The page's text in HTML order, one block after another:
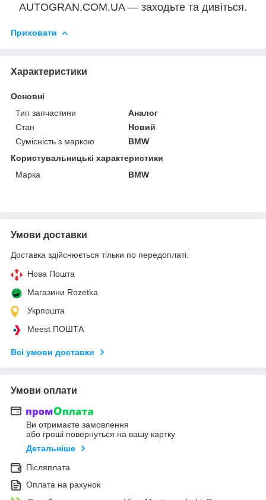
AUTOGRAN.COM.UA — заходьте та дивіться.
Приховати
Характеристики
Основні
Тип запчастини
Аналог
Стан
Новий
Сумісність з маркою
BMW
Користувальницькі характеристики
Марка
BMW
Умови доставки
Доставка здійснюється тільки по передоплаті.
Нова Пошта
Магазини Rozetka
Укрпошта
Meest ПОШТА
Всі умови доставки
Умови оплати
Ви отримаєте замовлення
або гроші повернуться на вашу картку
Детальніше
Післяплата
Оплата на рахунок